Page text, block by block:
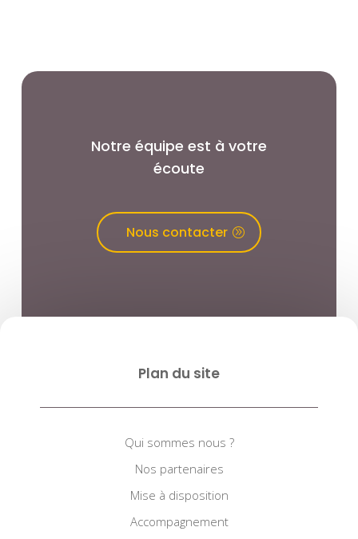
Notre équipe est à votre
écoute
Nous contacter
Plan du site
Qui sommes nous ?
Nos partenaires
Mise à disposition
Accompagnement